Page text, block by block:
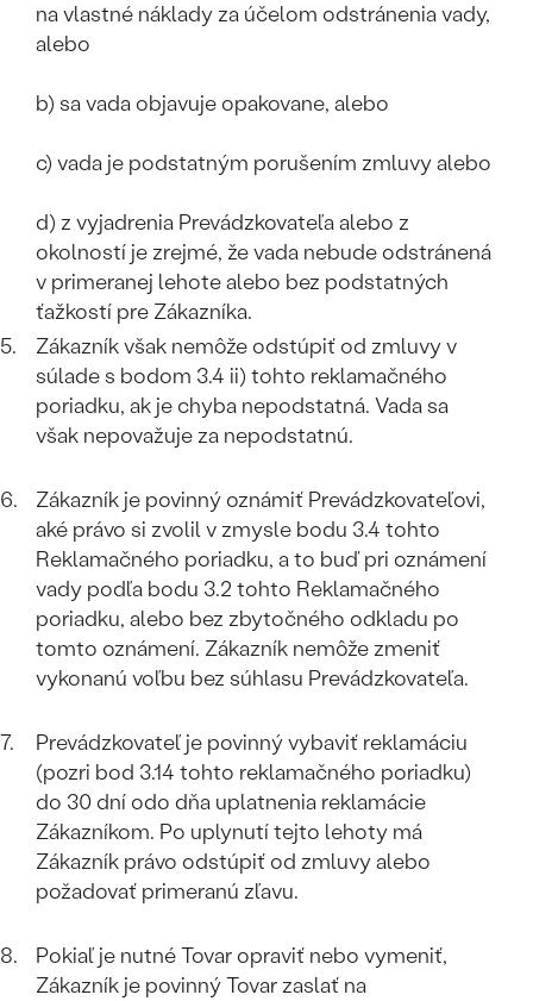
na vlastné náklady za účelom odstránenia vady,
alebo
b) sa vada objavuje opakovane, alebo
c) vada je podstatným porušením zmluvy alebo
d) z vyjadrenia Prevádzkovateľa alebo z
okolností je zrejmé, že vada nebude odstránená
v primeranej lehote alebo bez podstatných
ťažkostí pre Zákazníka.
Zákazník však nemôže odstúpiť od zmluvy v
súlade s bodom 3.4 ii) tohto reklamačného
poriadku, ak je chyba nepodstatná. Vada sa
však nepovažuje za nepodstatnú.
Zákazník je povinný oznámiť Prevádzkovateľovi,
aké právo si zvolil v zmysle bodu 3.4 tohto
Reklamačného poriadku, a to buď pri oznámení
vady podľa bodu 3.2 tohto Reklamačného
poriadku, alebo bez zbytočného odkladu po
tomto oznámení. Zákazník nemôže zmeniť
vykonanú voľbu bez súhlasu Prevádzkovateľa.
Prevádzkovateľ je povinný vybaviť reklamáciu
(pozri bod 3.14 tohto reklamačného poriadku)
do 30 dní odo dňa uplatnenia reklamácie
Zákazníkom. Po uplynutí tejto lehoty má
Zákazník právo odstúpiť od zmluvy alebo
požadovať primeranú zľavu.
Pokiaľ je nutné Tovar opraviť nebo vymeniť,
Zákazník je povinný Tovar zaslať na